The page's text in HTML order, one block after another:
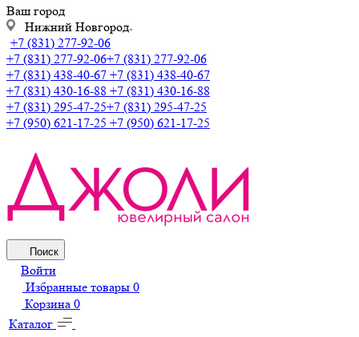
Ваш город
Нижний Новгород
+7 (831) 277-92-06
+7 (831) 277-92-06+7 (831) 277-92-06
+7 (831) 438-40-67 +7 (831) 438-40-67
+7 (831) 430-16-88 +7 (831) 430-16-88
+7 (831) 295-47-25+7 (831) 295-47-25
+7 (950) 621-17-25 +7 (950) 621-17-25
Поиск
Войти
Избранные товары 0
Корзина 0
Каталог